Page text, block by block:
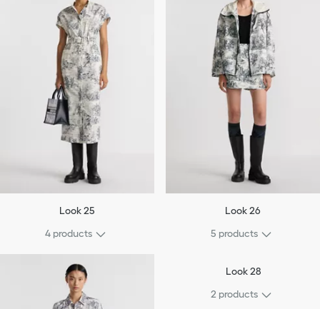
Look 25
4 products
Look 26
5 products
Look 28
2 products